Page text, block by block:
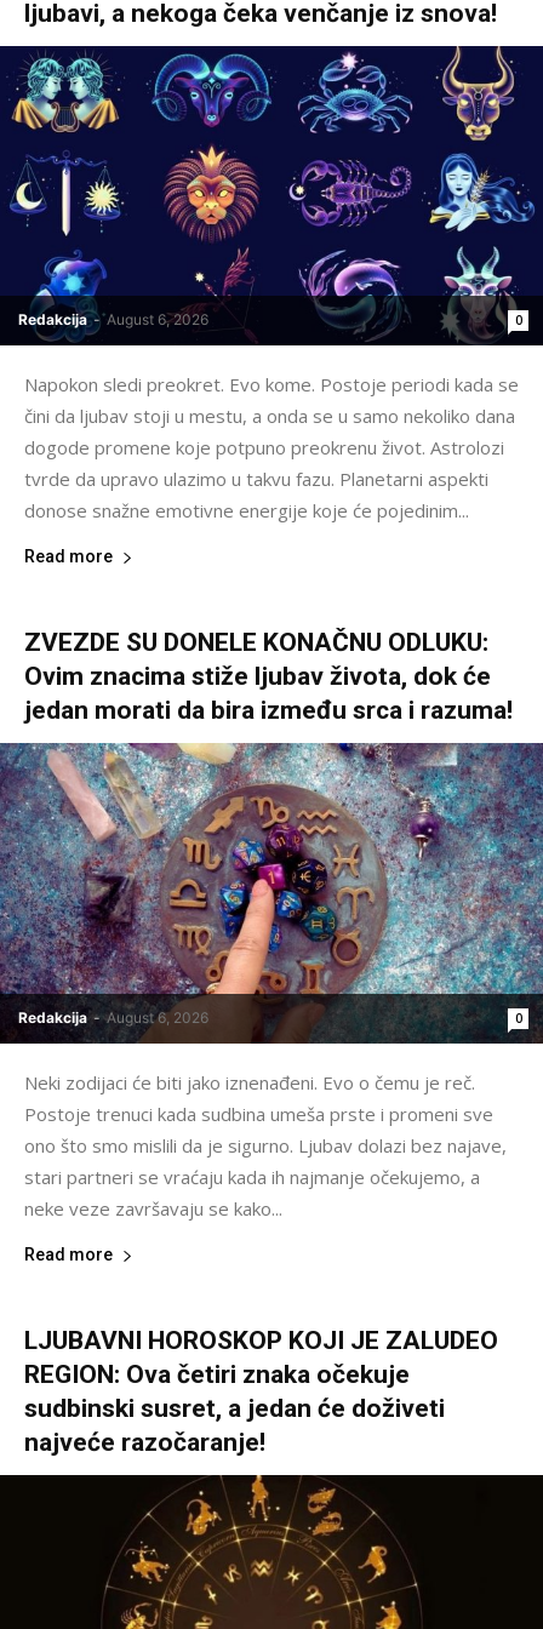
ljubavi, a nekoga čeka venčanje iz snova!
Redakcija - August 6, 2026 0
Napokon sledi preokret. Evo kome. Postoje periodi kada se
čini da ljubav stoji u mestu, a onda se u samo nekoliko dana
dogode promene koje potpuno preokrenu život. Astrolozi
tvrde da upravo ulazimo u takvu fazu. Planetarni aspekti
donose snažne emotivne energije koje će pojedinim...
Read more
ZVEZDE SU DONELE KONAČNU ODLUKU:
Ovim znacima stiže ljubav života, dok će
jedan morati da bira između srca i razuma!
Redakcija - August 6, 2026 0
Neki zodijaci će biti jako iznenađeni. Evo o čemu je reč.
Postoje trenuci kada sudbina umeša prste i promeni sve
ono što smo mislili da je sigurno. Ljubav dolazi bez najave,
stari partneri se vraćaju kada ih najmanje očekujemo, a
neke veze završavaju se kako...
Read more
LJUBAVNI HOROSKOP KOJI JE ZALUDEO
REGION: Ova četiri znaka očekuje
sudbinski susret, a jedan će doživeti
najveće razočaranje!